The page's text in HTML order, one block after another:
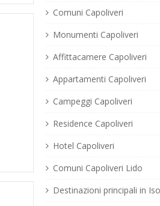
Comuni Capoliveri
Monumenti Capoliveri
Affittacamere Capoliveri
Appartamenti Capoliveri
Campeggi Capoliveri
Residence Capoliveri
Hotel Capoliveri
Comuni Capoliveri Lido
Destinazioni principali in